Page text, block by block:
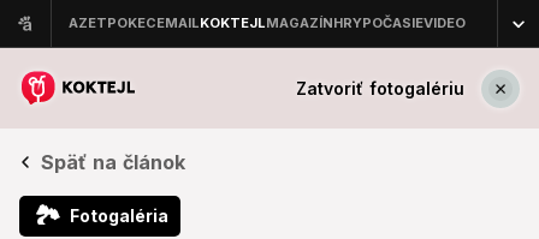
Zatvoriť fotogalériu
Späť na článok
🏞 Fotogaléria